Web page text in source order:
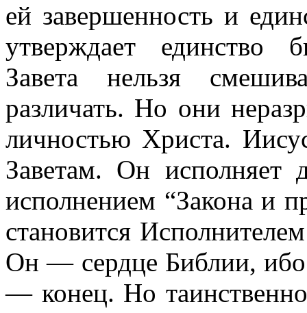
ей завершенность и
утверждает единство
Завета нельзя
различать. Но они
личностью Христа.
Заветам. Он исполняет
исполнением “Закона и
становится
Он — сердце Библии,
— конец. Но